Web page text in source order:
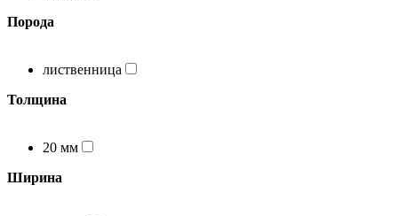
Порода
лиственница
Толщина
20 мм
Ширина